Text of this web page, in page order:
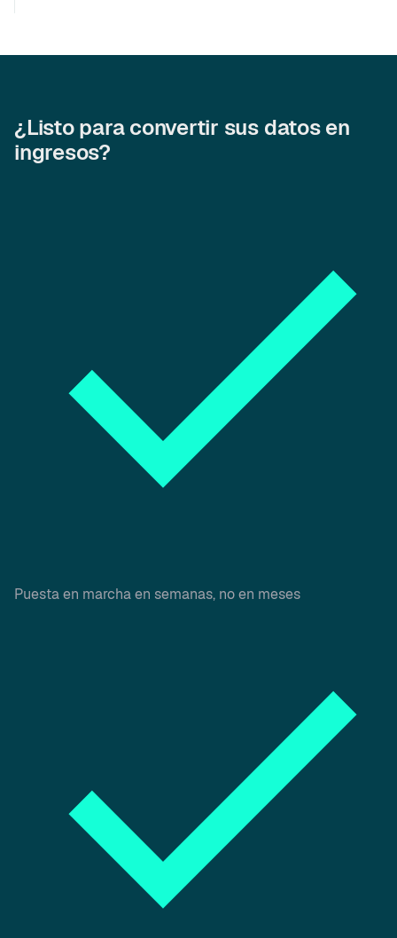
¿Listo para convertir sus datos en
ingresos?
Puesta en marcha en semanas, no en meses